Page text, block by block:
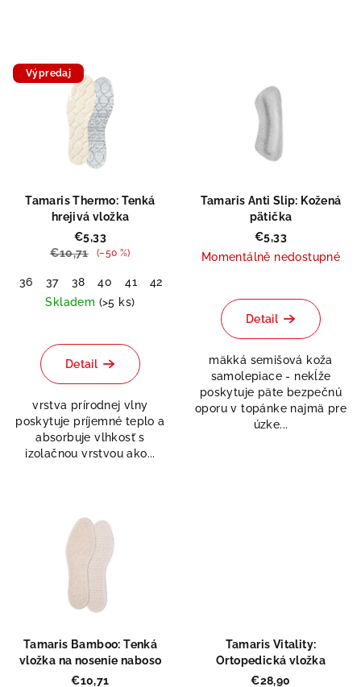
Výpredaj
Doprodej
Tamaris Thermo: Tenká
hrejivá vložka
€5,33
€10,71
(–50 %)
36 37 38 40 41
42
Skladem (>5 ks)
Detail
vrstva prírodnej vlny
poskytuje príjemné teplo a
absorbuje vlhkosť s
izolačnou vrstvou ako...
Tamaris Anti Slip: Kožená
pätička
€5,33
Momentálně nedostupné
Detail
mäkká semišová koža
samolepiace - nekĺže
poskytuje päte bezpečnú
oporu v topánke najmä pre
úzke...
Tamaris Bamboo: Tenká
vložka na nosenie naboso
€10,71
Tamaris Vitality:
Ortopedická vložka
€28,90